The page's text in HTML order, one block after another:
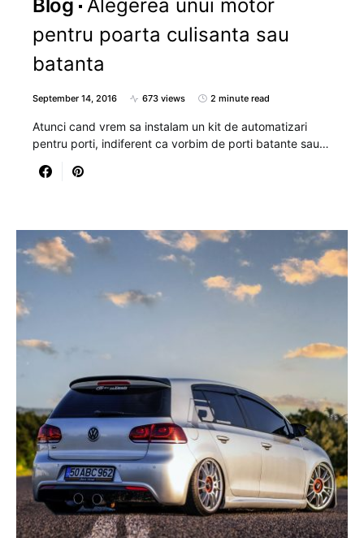
Blog Alegerea unui motor
pentru poarta culisanta sau
batanta
September 14, 2016 673 views 2 minute read
Atunci cand vrem sa instalam un kit de automatizari
pentru porti, indiferent ca vorbim de porti batante sau…